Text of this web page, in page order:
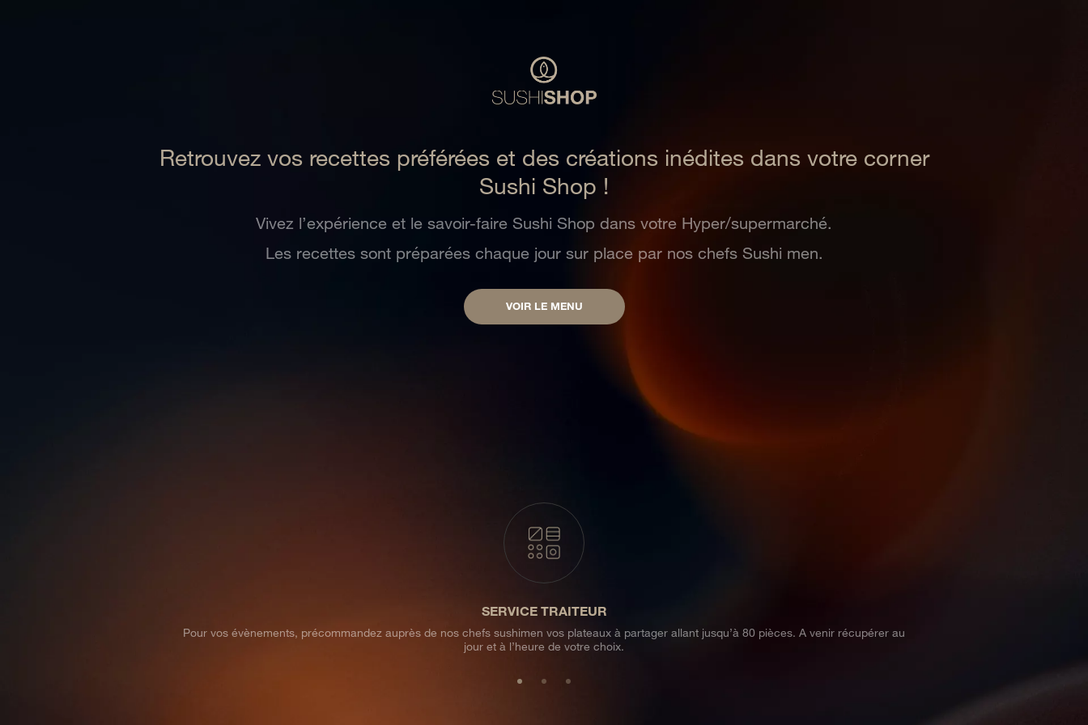
Retrouvez vos recettes préférées et des créations inédites dans votre corner
Sushi Shop !
Vivez l’expérience et le savoir-faire Sushi Shop dans votre Hyper/supermarché.
Les recettes sont préparées chaque jour sur place par nos chefs Sushi men.
VOIR LE MENU
SERVICE TRAITEUR
Pour vos évènements, précommandez auprès de nos chefs sushimen vos plateaux à partager allant jusqu’à 80 pièces. A venir récupérer au
jour et à l’heure de votre choix.